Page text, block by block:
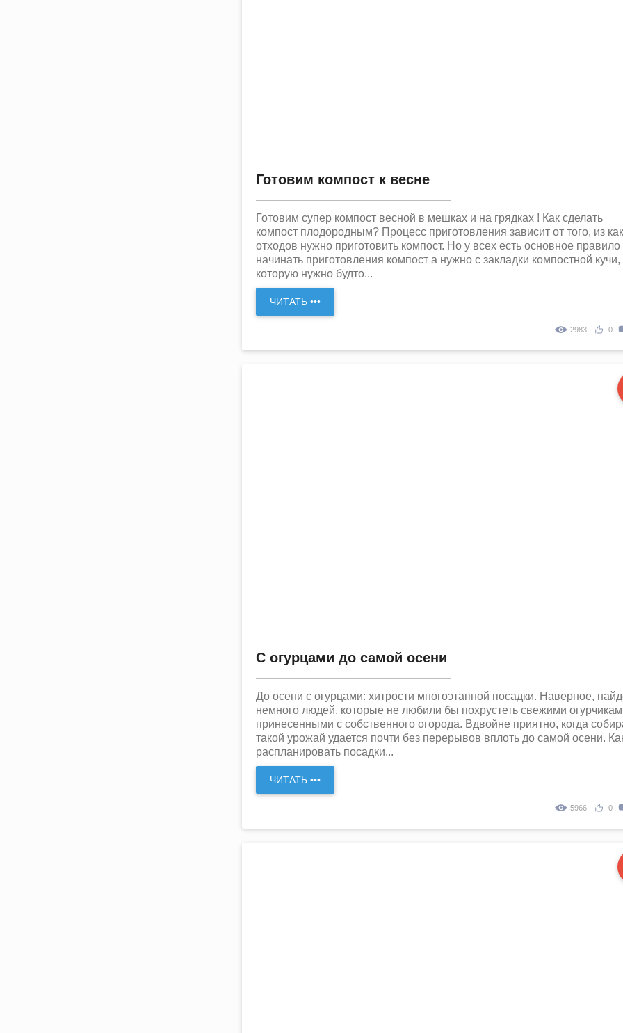
Готовим компост к весне
Готовим супер компост весной в мешках и на грядках ! Как сделать
компост плодородным? Процесс приготовления зависит от того, из
отходов нужно приготовить компост. Но у всех есть основное правило
начинать приготовления компост а нужно с закладки компостной кучи,
которую нужно будто...
ЧИТАТЬ •••
2983 0
С огурцами до самой осени
До осени с огурцами: хитрости многоэтапной посадки. Наверное,
немного людей, которые не любили бы похрустеть свежими
принесенными с собственного огорода. Вдвойне приятно, когда
такой урожай удается почти без перерывов вплоть до самой осени.
распланировать посадки...
ЧИТАТЬ •••
5966 0